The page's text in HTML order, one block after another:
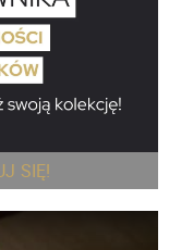
SIĘ!